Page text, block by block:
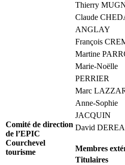
Comité de direction
de l’EPIC
Courchevel
tourisme
Thierry
Claude
ANGLAY
François
Martine
Marie-Noëlle
PERRIER
Marc
Anne-Sophie
JACQUIN
David
Membres
Titulaires